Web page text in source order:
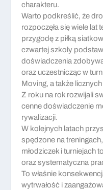
charakteru.
Warto podkreślić, że
rozpoczęła się wiele
przygodę z piłką
czwartej szkoły
doświadczenia
oraz uczestnicząc w
Moving, a także
Z roku na rok rozwijali
cenne doświadczenie
rywalizacji.
W kolejnych latach
spędzone na
młodziczek i turniejach
oraz systematyczna
To właśnie
wytrwałość i